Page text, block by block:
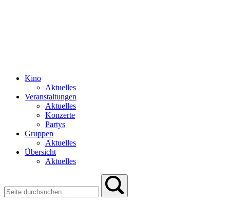
Kino
Aktuelles
Veranstaltungen
Aktuelles
Konzerte
Partys
Gruppen
Aktuelles
Übersicht
Aktuelles